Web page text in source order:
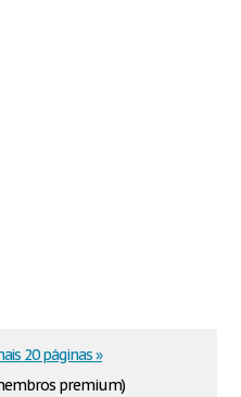
premium)
20 páginas »